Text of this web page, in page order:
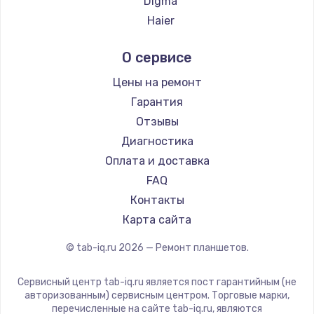
Haier
Prestigio
Microsoft
Amazon
Aquarius
Philips
Dell
HP
Getac
ZTE
CHUWI
О сервисе
Цены на ремонт
Гарантия
Отзывы
Диагностика
Оплата и доставка
FAQ
Контакты
Карта сайта
© tab-iq.ru 2026 — Ремонт планшетов.
Сервисный центр tab-iq.ru является пост гарантийным (не
авторизованным) сервисным центром. Торговые марки,
перечисленные на сайте tab-iq.ru, являются